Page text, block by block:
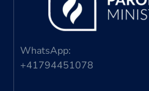
WhatsApp:
+41794451078